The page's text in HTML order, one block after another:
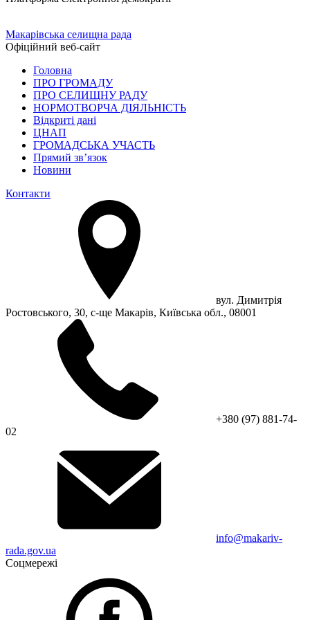
Макарівська селищна рада
Офіційний веб-сайт
Головна
ПРО ГРОМАДУ
ПРО СЕЛИЩНУ РАДУ
НОРМОТВОРЧА ДІЯЛЬНІСТЬ
Відкриті дані
ЦНАП
ГРОМАДСЬКА УЧАСТЬ
Прямий зв’язок
Новини
Контакти
вул. Димитрія
Ростовського, 30, с-ще Макарів, Київська обл., 08001
+380 (97) 881-74-
02
info@makariv-
rada.gov.ua
Соцмережі